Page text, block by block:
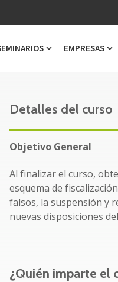
Cursos Show
EMPRESAS
Detalles del curso
Objetivo General
Al finalizar el curso,
esquema de
falsos, la suspensión y
nuevas disposiciones
Contadores públicos,
¿Quién imparte el